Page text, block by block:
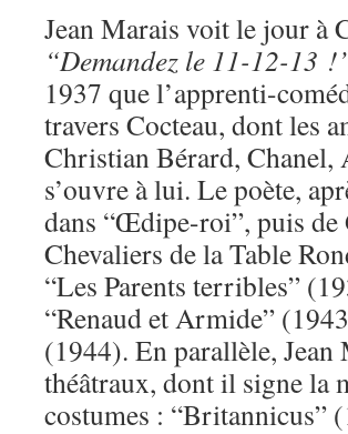
Jean Marais voit le jour à
“Demandez le 11-12-13
1937 que l’apprenti-
travers Cocteau, dont les
Christian Bérard,
s’ouvre à lui. Le poète,
dans “Œdipe-roi”, puis de
Chevaliers de la Table
“Les Parents terribles”
“Renaud et Armide”
(1944). En parallèle, Jean
théâtraux, dont il signe la
costumes : “Britannicus”